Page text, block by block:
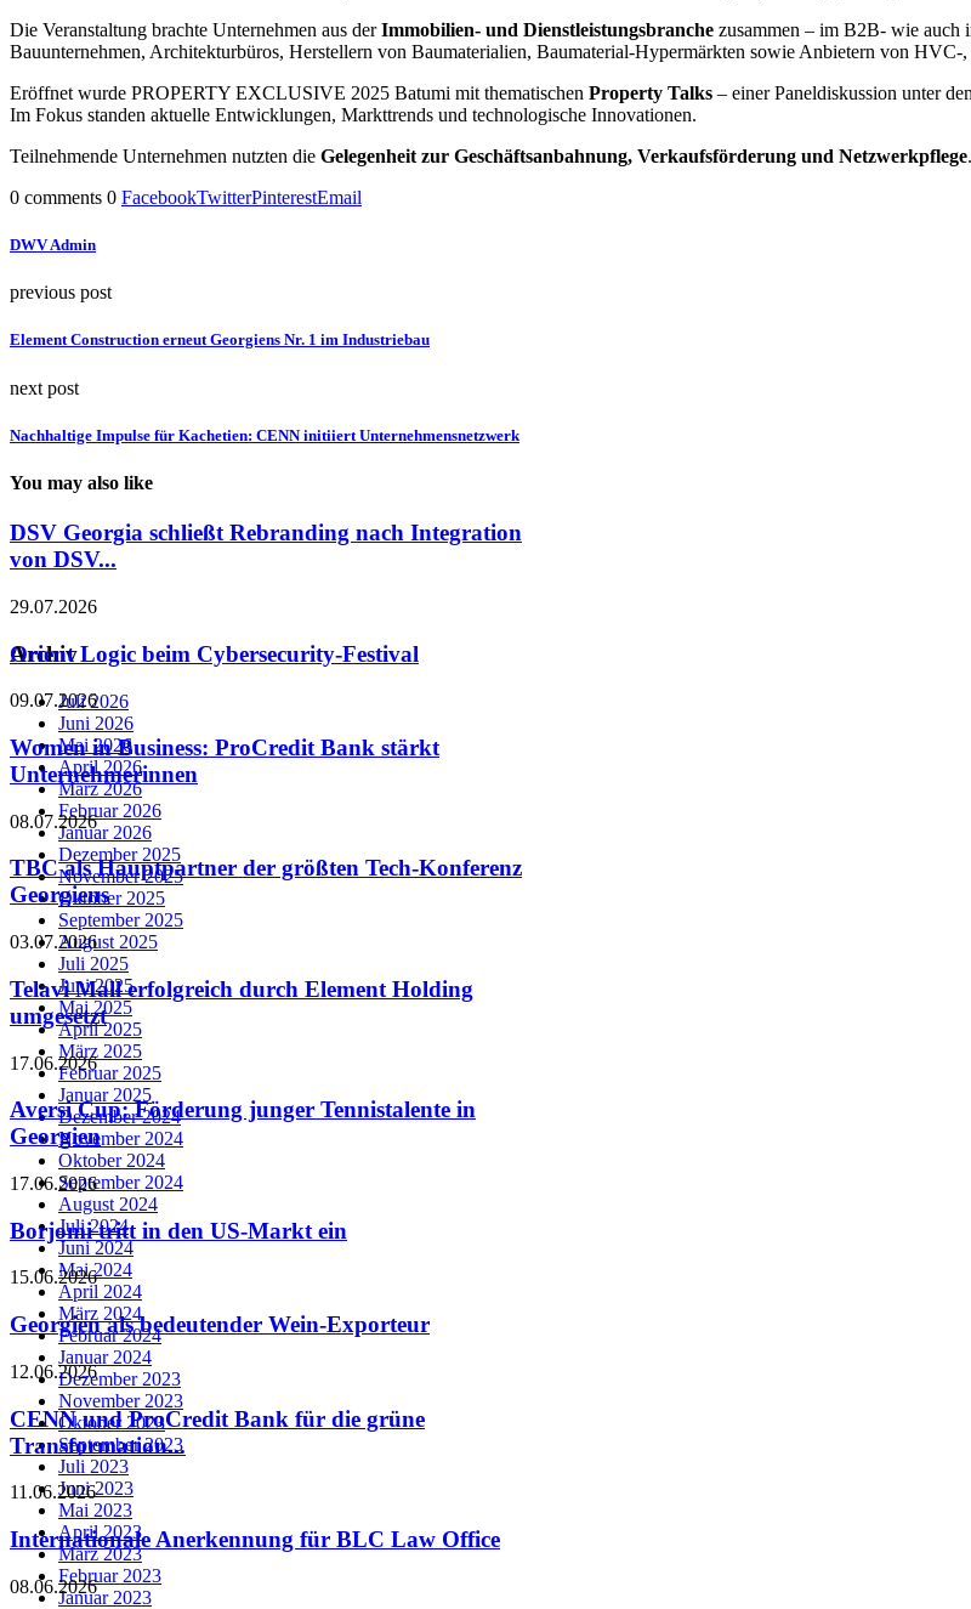
Die Veranstaltung brachte Unternehmen aus derImmobilien- und Dienstleistungsbranche zusammen – im B2B- wie auch
Bauunternehmen, Architekturbüros, Herstellern von Baumaterialien, Baumaterial-Hypermärkten sowie Anbietern von HVC-
Eröffnet wurde PROPERTY EXCLUSIVE 2025 Batumi mit thematischen Property Talks – einer Paneldiskussion unter
Im Fokus standen aktuelle Entwicklungen, Markttrends und technologische Innovationen.
Teilnehmende Unternehmen nutzten die Gelegenheit zur Geschäftsanbahnung, Verkaufsförderung und Netzwerkpflege.
0 comments 0 FacebookTwitterPinterestEmail
DWV Admin
previous post
Element Construction erneut Georgiens Nr. 1 im Industriebau
next post
Nachhaltige Impulse für Kachetien: CENN initiiert Unternehmensnetzwerk
You may also like
DSV Georgia schließt Rebranding nach Integration
von DSV...
29.07.2026
Orient Logic beim Cybersecurity-Festival
09.07.2026
Women in Business: ProCredit Bank stärkt
Unternehmerinnen
08.07.2026
TBC als Hauptpartner der größten Tech-Konferenz
Georgiens
03.07.2026
Telavi Mall erfolgreich durch Element Holding
umgesetzt
17.06.2026
Aversi Cup: Förderung junger Tennistalente in
Georgien
17.06.2026
Borjomi tritt in den US-Markt ein
15.06.2026
Georgien als bedeutender Wein-Exporteur
12.06.2026
CENN und ProCredit Bank für die grüne
Transformation...
11.06.2026
Internationale Anerkennung für BLC Law Office
08.06.2026
Archiv
Juli 2026
Juni 2026
Mai 2026
April 2026
März 2026
Februar 2026
Januar 2026
Dezember 2025
November 2025
Oktober 2025
September 2025
August 2025
Juli 2025
Juni 2025
Mai 2025
April 2025
März 2025
Februar 2025
Januar 2025
Dezember 2024
November 2024
Oktober 2024
September 2024
August 2024
Juli 2024
Juni 2024
Mai 2024
April 2024
März 2024
Februar 2024
Januar 2024
Dezember 2023
November 2023
Oktober 2023
September 2023
Juli 2023
Juni 2023
Mai 2023
April 2023
März 2023
Februar 2023
Januar 2023